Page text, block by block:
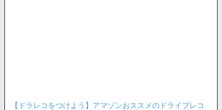
【ドラレコをつけよう】アマゾンおススメのドライブレコ